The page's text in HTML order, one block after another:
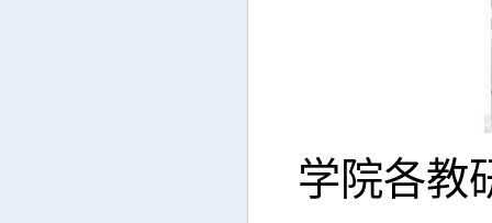
学院各教